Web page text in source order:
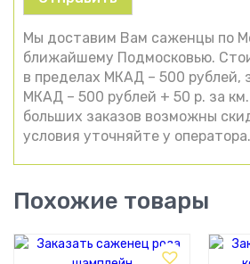
Мы доставим Вам саженцы по
ближайшему Подмосковью.
в пределах МКАД – 500 рублей,
МКАД – 500 рублей + 50 р. за
больших заказов возможны
условия уточняйте у оператора.
Похожие товары